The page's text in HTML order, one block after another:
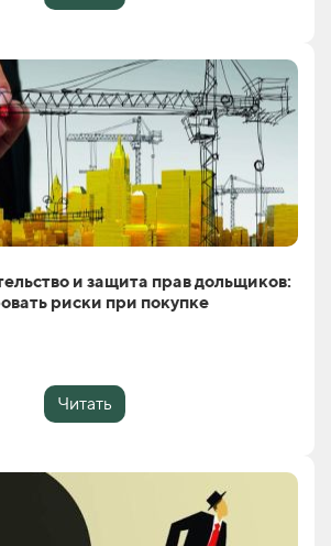
и защита прав дольщиков:
риски при покупке
Читать